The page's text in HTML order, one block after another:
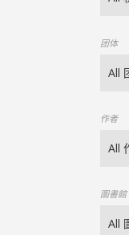
团体
作者
圖書館